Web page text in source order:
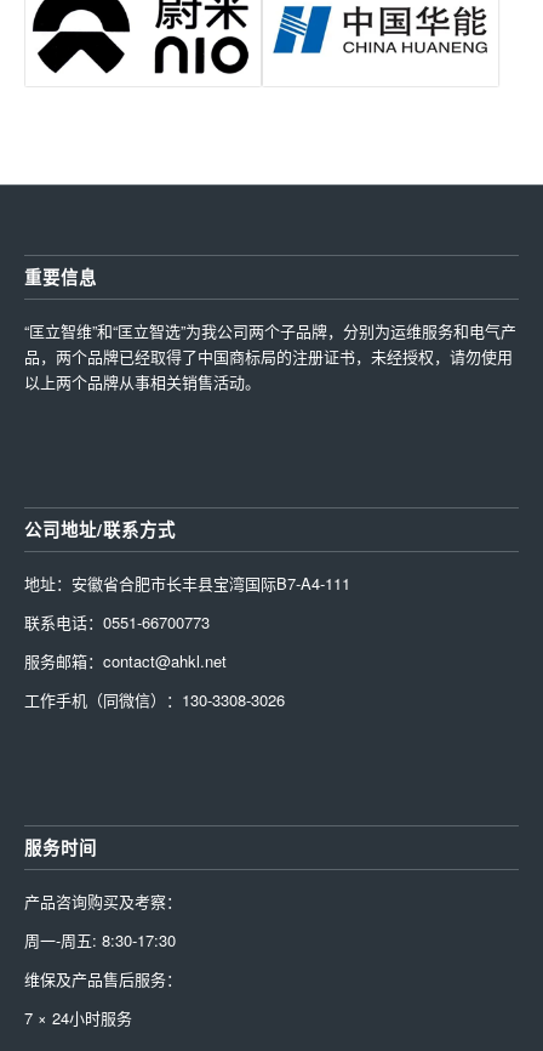
重要信息
“匡立智维”和“匡立智选”为我公司两个子品牌，分别为运维服务和电气产
品，两个品牌已经取得了中国商标局的注册证书，未经授权，请勿使用
以上两个品牌从事相关销售活动。
公司地址/联系方式
地址：安徽省合肥市长丰县宝湾国际B7-A4-111
联系电话：0551-66700773
服务邮箱：contact@ahkl.net
工作手机（同微信）：130-3308-3026
服务时间
产品咨询购买及考察：
周一-周五: 8:30-17:30
维保及产品售后服务：
7 × 24小时服务